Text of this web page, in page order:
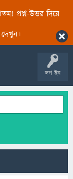
প্রশ্ন-উত্তর দিয়ে
লগ ইন